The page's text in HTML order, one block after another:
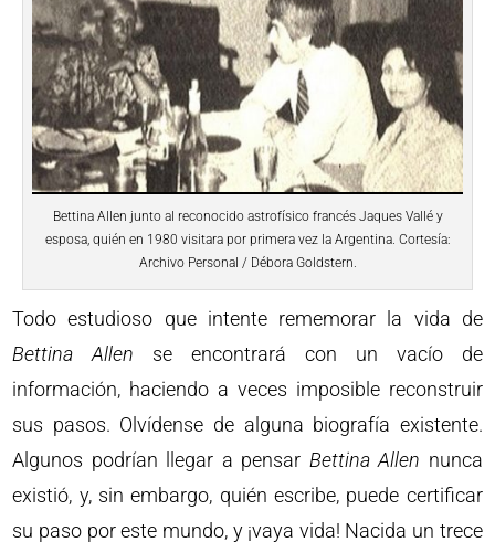
Bettina Allen junto al reconocido astrofísico francés Jaques Vallé y
esposa, quién en 1980 visitara por primera vez la Argentina. Cortesía:
Archivo Personal / Débora Goldstern.
Todo estudioso que intente rememorar la vida de
Bettina
Allen se encontrará con un vacío de
información, haciendo a veces imposible reconstruir
sus pasos. Olvídense de alguna biografía existente.
Algunos podrían llegar a pensar Bettina Allen nunca
existió, y, sin embargo, quién escribe, puede certificar
su paso por este mundo, y ¡vaya vida! Nacida un trece